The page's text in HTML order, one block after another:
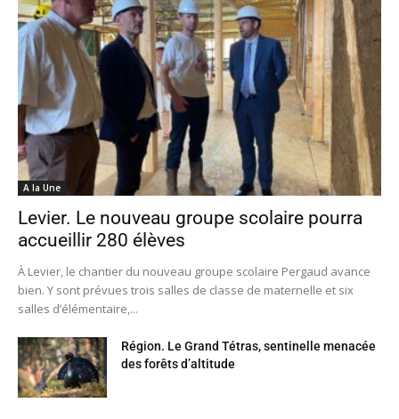
A la Une
Levier. Le nouveau groupe scolaire pourra
accueillir 280 élèves
À Levier, le chantier du nouveau groupe scolaire Pergaud avance
bien. Y sont prévues trois salles de classe de maternelle et six
salles d’élémentaire,...
Région. Le Grand Tétras, sentinelle menacée
des forêts d’altitude